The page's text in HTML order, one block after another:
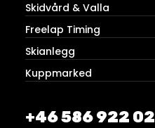
Skidvård & Valla
Freelap Timing
Skianlegg
Kuppmarked
+46 586 922 02